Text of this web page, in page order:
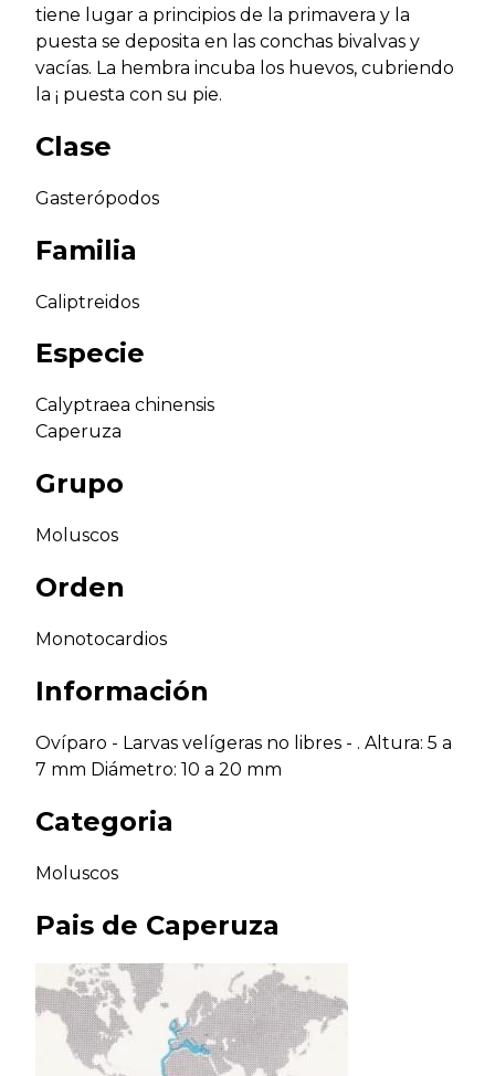
tiene lugar a principios de la primavera y la
puesta se deposita en las conchas bivalvas y
vacías. La hembra incuba los huevos, cubriendo
la ¡ puesta con su pie.
Clase
Gasterópodos
Familia
Caliptreidos
Especie
Calyptraea chinensis
Caperuza
Grupo
Moluscos
Orden
Monotocardios
Información
Ovíparo - Larvas velígeras no libres - . Altura: 5 a
7 mm Diámetro: 10 a 20 mm
Categoria
Moluscos
Pais de Caperuza